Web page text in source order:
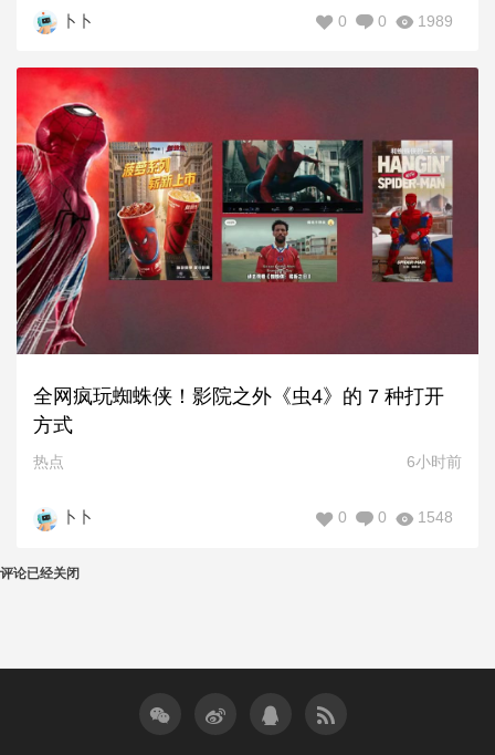
卜卜 1989
0
0
全网疯玩蜘蛛侠！影院之外《虫4》的 7 种打开
方式
热点 6小时前
卜卜 1548
0
0
评论已经关闭